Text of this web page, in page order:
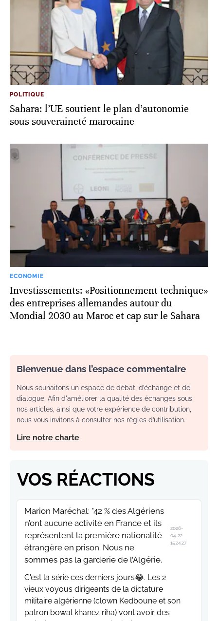
POLITIQUE
Sahara: l’UE soutient le plan d’autonomie
sous souveraineté marocaine
ECONOMIE
Investissements: «Positionnement technique»
des entreprises allemandes autour du
Mondial 2030 au Maroc et cap sur le Sahara
Bienvenue dans l’espace commentaire
Nous souhaitons un espace de débat, d’échange et de
dialogue. Afin d'améliorer la qualité des échanges sous
nos articles, ainsi que votre expérience de contribution,
nous vous invitons à consulter nos règles d’utilisation.
Lire notre charte
VOS RÉACTIONS
Marion Maréchal: "42 % des Algériens
n’ont aucune activité en France et ils
représentent la première nationalité
étrangère en prison. Nous ne
sommes pas la garderie de l’Algérie.
2026-
04-22
15:24:27
C'est la série ces derniers jours😂. Les 2
vieux voyous dirigeants de la dictature
militaire algérienne (clown Kedboune et son
patron bowal khanez riha) vont avoir des